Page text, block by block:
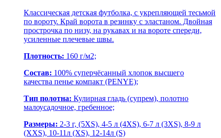
Классическая детская футболка, с укрепляющей тесьмой
по вороту. Край ворота в резинку с эластаном. Двойная
прострочка по низу, на рукавах и на вороте спереди,
усиленные плечевые швы.
Плотность: 160 г/м2;
Состав: 100% суперчёсанный хлопок высшего
качества пенье компакт (PENYE);
Тип полотна: Кулирная гладь (супрем), полотно
малоусадочное, гребенное;
Размеры: 2-3 г, (5XS), 4-5 л (4XS), 6-7 л (3XS), 8-9 л
(XXS), 10-11л (XS), 12-14л (S)